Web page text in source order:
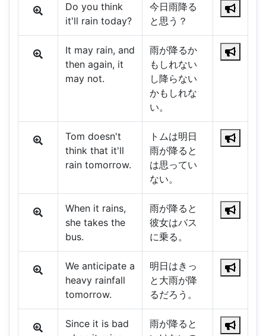
Do you think
it'll rain today?
今日雨降る
と思う？
It may rain, and
then again, it
may not.
雨が降るか
もしれない
し降らない
かもしれな
い。
Tom doesn't
think that it'll
rain tomorrow.
トムは明日
雨が降ると
は思ってい
ない。
When it rains,
she takes the
bus.
雨が降ると
彼女はバス
に乗る。
We anticipate a
heavy rainfall
tomorrow.
明日はきっ
と大雨が降
るだろう。
Since it is bad
雨が降ると